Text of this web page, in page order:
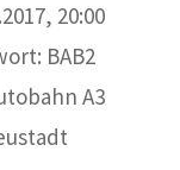
20:00
BAB2
A3